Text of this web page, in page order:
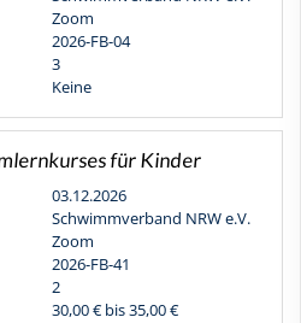
Zoom
2026-FB-04
3
Keine
für Kinder
03.12.2026
Schwimmverband NRW e.V.
Zoom
2026-FB-41
2
30,00 € bis 35,00 €